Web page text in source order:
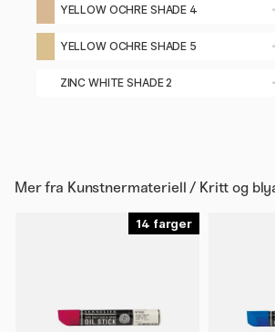
YELLOW OCHRE SHADE 4
YELLOW OCHRE SHADE 5
ZINC WHITE SHADE 2
Mer fra Kunstnermateriell / Kritt og
14